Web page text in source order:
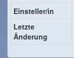
Einsteller/in
Letzte
Änderung